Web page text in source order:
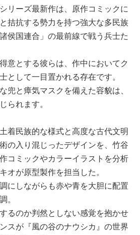
リーズ最新作は、原作コミックに
拮抗する勢力を持つ強大な多民族
侯国連合」の最前線で戦う兵士た
意とする彼らは、作中においてク
として一目置かれる存在です。
兜と瘴気マスクを備えた容貌は、
られます。
着民族的な様式と高度な古代文明
の入り混じったデザインを、竹谷
コミックやカラーイラストを分析
オが原型製作を担当した。
にしながらも赤や青を大胆に配置
。
るのか判然としない感覚を抱かせ
スが『風の谷のナウシカ』の世界